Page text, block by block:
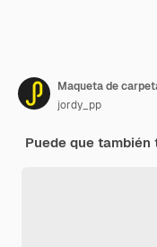
Maqueta de
jordy_pp
Puede que también